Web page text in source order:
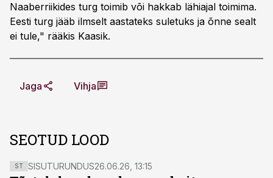
Naaberriikides turg toimib või hakkab lähiajal toimima.
Eesti turg jääb ilmselt aastateks suletuks ja õnne sealt
ei tule," rääkis Kaasik.
Jaga Vihja
SEOTUD LOOD
ST SISUTURUNDUS26.06.26, 13:15